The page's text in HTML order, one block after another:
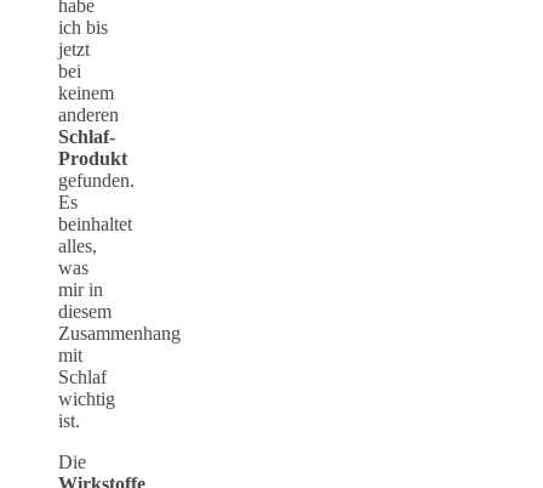
habe
ich bis
jetzt
bei
keinem
anderen
Schlaf-
Produkt
gefunden.
Es
beinhaltet
alles,
was
mir in
diesem
Zusammenhang
mit
Schlaf
wichtig
ist.
Die
Wirkstoffe